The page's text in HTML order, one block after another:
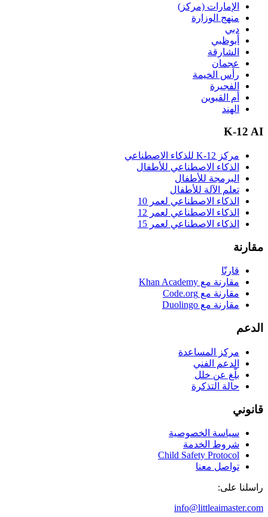
الإمارات (مركز)
منهج الوزارة
دبي
أبوظبي
الشارقة
عجمان
رأس الخيمة
الفجيرة
أم القيوين
الهند
K-12 AI
مركز K-12 للذكاء الاصطناعي
الذكاء الاصطناعي للأطفال
البرمجة للأطفال
تعلم الآلة للأطفال
الذكاء الاصطناعي لعمر 10
الذكاء الاصطناعي لعمر 12
الذكاء الاصطناعي لعمر 15
مقارنة
قارنّا
مقارنة مع Khan Academy
مقارنة مع Code.org
مقارنة مع Duolingo
الدعم
مركز المساعدة
الدعم الفني
بلّغ عن خلل
حالة التذكرة
قانوني
سياسة الخصوصية
شروط الخدمة
Child Safety Protocol
تواصل معنا
راسلنا على:
info@littleaimaster.com